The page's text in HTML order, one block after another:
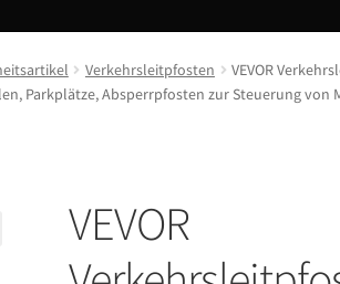
Verkehrsleitpfosten
VEVOR
Parkplätze, Absperrpfosten zur Steuerung von
VEVOR